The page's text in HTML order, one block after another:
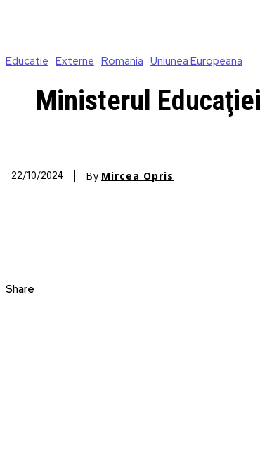
Educatie Externe Romania Uniunea Europeana
Ministerul
22/10/2024 By Mircea Opris
Share